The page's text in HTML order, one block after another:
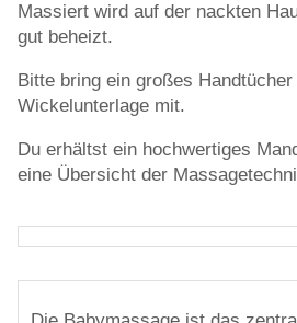
Massiert wird auf der nackten
gut beheizt.
Bitte bring ein großes
Wickelunterlage mit.
Du erhältst ein hochwertiges
eine Übersicht der